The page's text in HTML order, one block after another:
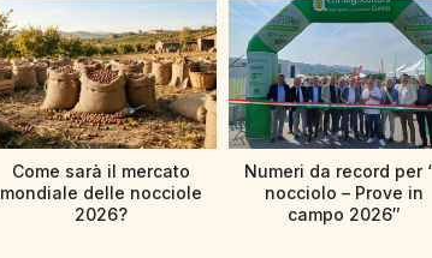
Come sarà il mercato
mondiale delle nocciole
2026?
Numeri da record per
nocciolo – Prove in
campo 2026″